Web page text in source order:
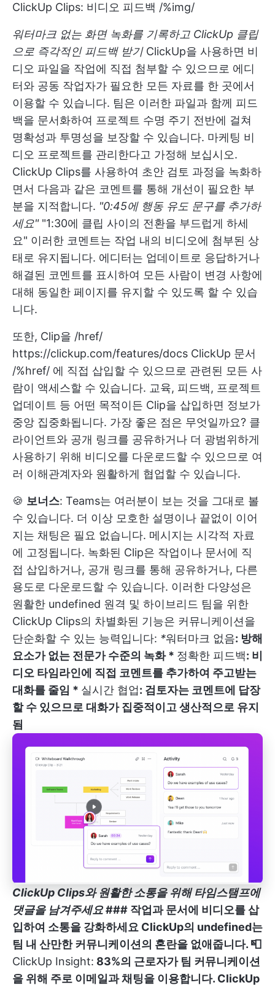
ClickUp Clips: 비디오 피드백 /%img/
워터마크 없는 화면 녹화를 기록하고 ClickUp 클립
으로 즉각적인 피드백 받기ClickUp을 사용하면 비
디오 파일을 작업에 직접 첨부할 수 있으므로 에디
터와 공동 작업자가 필요한 모든 자료를 한 곳에서
이용할 수 있습니다. 팀은 이러한 파일과 함께 피드
백을 문서화하여 프로젝트 수명 주기 전반에 걸쳐
명확성과 투명성을 보장할 수 있습니다. 마케팅 비
디오 프로젝트를 관리한다고 가정해 보십시오.
ClickUp Clips를 사용하여 초안 검토 과정을 녹화하
면서 다음과 같은 코멘트를 통해 개선이 필요한 부
분을 지적합니다. "0:45에 행동 유도 문구를 추가하
세요" "1:30에 클립 사이의 전환을 부드럽게 하세
요" 이러한 코멘트는 작업 내의 비디오에 첨부된 상
태로 유지됩니다. 에디터는 업데이트로 응답하거나
해결된 코멘트를 표시하여 모든 사람이 변경 사항에
대해 동일한 페이지를 유지할 수 있도록 할 수 있습
니다.
또한, Clip을 /href/
https://clickup.com/features/docs ClickUp 문서
/%href/ 에 직접 삽입할 수 있으므로 관련된 모든 사
람이 액세스할 수 있습니다. 교육, 피드백, 프로젝트
업데이트 등 어떤 목적이든 Clip을 삽입하면 정보가
중앙 집중화됩니다. 가장 좋은 점은 무엇일까요? 클
라이언트와 공개 링크를 공유하거나 더 광범위하게
사용하기 위해 비디오를 다운로드할 수 있으므로 여
러 이해관계자와 원활하게 협업할 수 있습니다.
🍪 보너스: Teams는 여러분이 보는 것을 그대로 볼
수 있습니다. 더 이상 모호한 설명이나 끝없이 이어
지는 채팅은 필요 없습니다. 메시지는 시각적 자료
에 고정됩니다. 녹화된 Clip은 작업이나 문서에 직
접 삽입하거나, 공개 링크를 통해 공유하거나, 다른
용도로 다운로드할 수 있습니다. 이러한 다양성은
원활한 undefined 원격 및 하이브리드 팀을 위한
ClickUp Clips의 차별화된 기능은 커뮤니케이션을
단순화할 수 있는 능력입니다: *워터마크 없음: 방해
요소가 없는 전문가 수준의 녹화 * 정확한 피드백: 비
디오 타임라인에 직접 코멘트를 추가하여 주고받는
대화를 줄임 * 실시간 협업: 검토자는 코멘트에 답장
할 수 있으므로 대화가 집중적이고 생산적으로 유지
됨
ClickUp Clips와 원활한 소통을 위해 타임스탬프에
댓글을 남겨주세요### 작업과 문서에 비디오를 삽
입하여 소통을 강화하세요 ClickUp의 undefined는
팀 내 산만한 커뮤니케이션의 혼란을 없애줍니다. 📮
ClickUp Insight: 83%의 근로자가 팀 커뮤니케이션
을 위해 주로 이메일과 채팅을 이용합니다. ClickUp